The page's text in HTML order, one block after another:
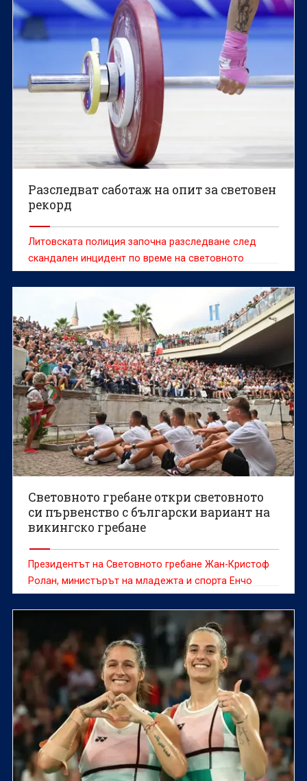
Разследват саботаж на опит за световен
рекорд
Литовската полиция започна разследване след
скандален инцидент по време на световното
първенство по класически силов трибой, при който
състезателка Сонита Мулух да атакува световен
рекорд.
Световното гребане откри световното
си първенство с български вариант на
викингско гребане
Президентът на Световното гребане Жан-Кристоф
Ролан, министърът на младежта и спорта Енчо
Керязов и председателят на Българския
олимпийски комитет Весела Лечева дадоха старт на
Световното първенство по гребане до 19 г., което
ще се проведе в Пловдив от 6 до 9 август.